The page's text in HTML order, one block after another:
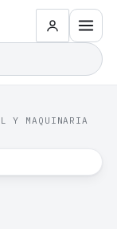
Y MAQUINARIA